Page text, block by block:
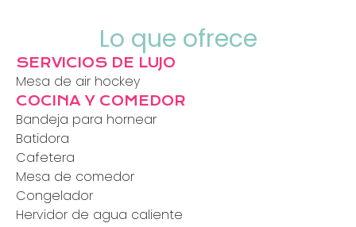
Lo que ofrece
SERVICIOS DE LUJO
Mesa de air hockey
COCINA Y COMEDOR
Bandeja para hornear
Batidora
Cafetera
Mesa de comedor
Congelador
Hervidor de agua caliente